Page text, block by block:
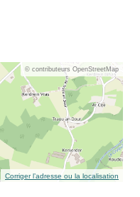
© contributeurs OpenStreetMap
Corriger l’adresse ou la localisation